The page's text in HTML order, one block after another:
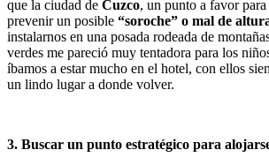
que la ciudad de Cuzco, un punto a favor
prevenir un posible “soroche” o mal de
instalarnos en una posada rodeada de
verdes me pareció muy tentadora para los
íbamos a estar mucho en el hotel, con ellos
un lindo lugar a donde volver.
3. Buscar un punto estratégico para